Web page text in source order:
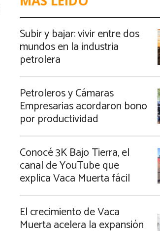
Subir y bajar: vivir entre dos
mundos en la industria
petrolera
Petroleros y Cámaras
Empresarias acordaron bono
por productividad
Conocé 3K Bajo Tierra, el
canal de YouTube que
explica Vaca Muerta fácil
El crecimiento de Vaca
Muerta acelera la expansión